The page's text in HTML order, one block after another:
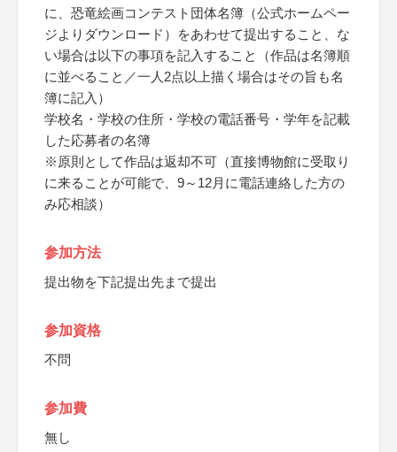
に、恐竜絵画コンテスト団体名簿（公式ホームペー
ジよりダウンロード）をあわせて提出すること、な
い場合は以下の事項を記入すること（作品は名簿順
に並べること／一人2点以上描く場合はその旨も名
簿に記入）
学校名・学校の住所・学校の電話番号・学年を記載
した応募者の名簿
※原則として作品は返却不可（直接博物館に受取り
に来ることが可能で、9～12月に電話連絡した方の
み応相談）
参加方法
提出物を下記提出先まで提出
参加資格
不問
参加費
無し